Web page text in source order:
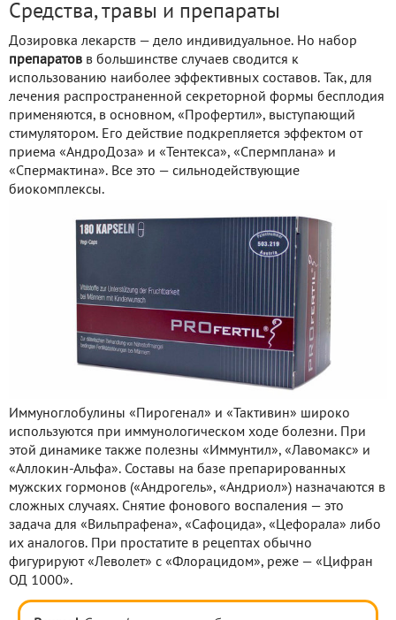
Средства, травы и препараты
Дозировка лекарств — дело индивидуальное. Но набор
препаратов в большинстве случаев сводится к
использованию наиболее эффективных составов. Так, для
лечения распространенной секреторной формы бесплодия
применяются, в основном, «Профертил», выступающий
стимулятором. Его действие подкрепляется эффектом от
приема «АндроДоза» и «Тентекса», «Спермплана» и
«Спермактина». Все это — сильнодействующие
биокомплексы.
Иммуноглобулины «Пирогенал» и «Тактивин» широко
используются при иммунологическом ходе болезни. При
этой динамике также полезны «Иммунтил», «Лавомакс» и
«Аллокин-Альфа». Составы на базе препарированных
мужских гормонов («Андрогель», «Андриол») назначаются в
сложных случаях. Снятие фонового воспаления — это
задача для «Вильпрафена», «Сафоцида», «Цефорала» либо
их аналогов. При простатите в рецептах обычно
фигурируют «Леволет» с «Флорацидом», реже — «Цифран
ОД 1000».